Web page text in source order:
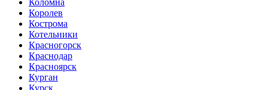
Коломна
Королев
Кострома
Котельники
Красногорск
Краснодар
Красноярск
Курган
Курск